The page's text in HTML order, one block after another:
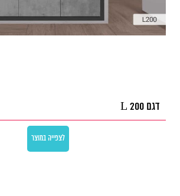
דגם L 200
לצפייה במוצר